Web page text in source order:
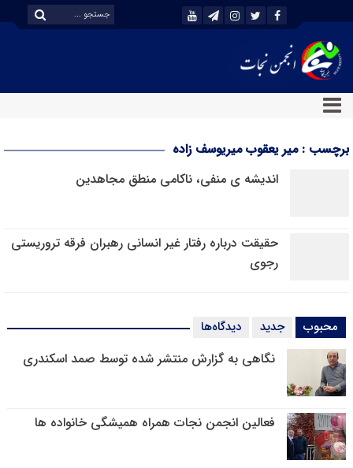
برچسب : میر یعقوب میریوسف زاده
اندیشه ی منفی، ناکامی منطق مجاهدین
حقیقت درباره رفتار غیر انسانی رهبران فرقه تروریستی
رجوی
محبوب جدید دیدگاه‌ها
نگاهی به گزارش منتشر شده توسط صمد اسکندری
فعالین انجمن نجات همراه همیشگی خانواده ها